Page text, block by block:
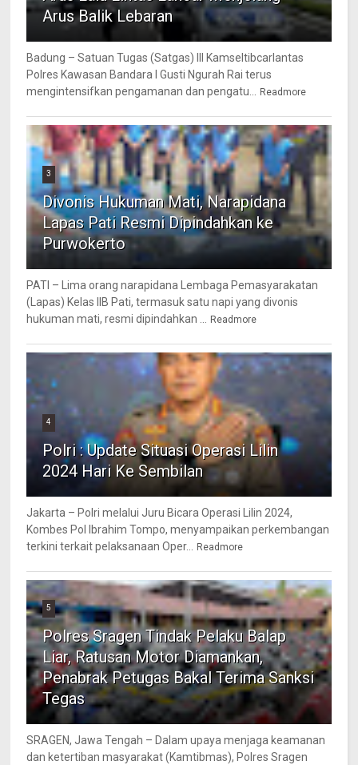
Arus Balik Lebaran
Badung – Satuan Tugas (Satgas) III Kamseltibcarlantas
Polres Kawasan Bandara I Gusti Ngurah Rai terus
mengintensifkan pengamanan dan pengatu...
Readmore
3
Divonis Hukuman Mati, Narapidana
Lapas Pati Resmi Dipindahkan ke
Purwokerto
PATI – Lima orang narapidana Lembaga Pemasyarakatan
(Lapas) Kelas IIB Pati, termasuk satu napi yang divonis
hukuman mati, resmi dipindahkan ...
Readmore
4
Polri : Update Situasi Operasi Lilin
2024 Hari Ke Sembilan
Jakarta – Polri melalui Juru Bicara Operasi Lilin 2024,
Kombes Pol Ibrahim Tompo, menyampaikan perkembangan
terkini terkait pelaksanaan Oper...
Readmore
5
Polres Sragen Tindak Pelaku Balap
Liar, Ratusan Motor Diamankan,
Penabrak Petugas Bakal Terima Sanksi
Tegas
SRAGEN, Jawa Tengah – Dalam upaya menjaga keamanan
dan ketertiban masyarakat (Kamtibmas), Polres Sragen